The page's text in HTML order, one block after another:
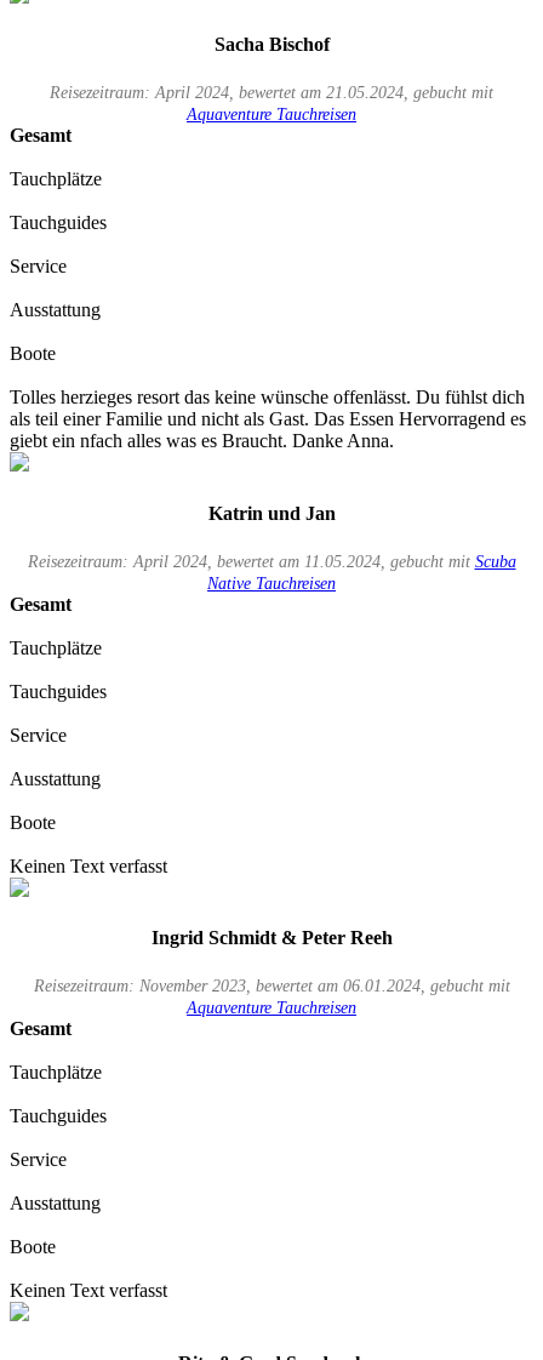
Sacha Bischof
Reisezeitraum: April 2024, bewertet am 21.05.2024, gebucht mit
Aquaventure Tauchreisen
Gesamt
Tauchplätze
Tauchguides
Service
Ausstattung
Boote
Tolles herzieges resort das keine wünsche offenlässt. Du fühlst dich
als teil einer Familie und nicht als Gast. Das Essen Hervorragend es
giebt ein nfach alles was es Braucht. Danke Anna.
Katrin und Jan
Reisezeitraum: April 2024, bewertet am 11.05.2024, gebucht mit Scuba
Native Tauchreisen
Gesamt
Tauchplätze
Tauchguides
Service
Ausstattung
Boote
Keinen Text verfasst
Ingrid Schmidt & Peter Reeh
Reisezeitraum: November 2023, bewertet am 06.01.2024, gebucht mit
Aquaventure Tauchreisen
Gesamt
Tauchplätze
Tauchguides
Service
Ausstattung
Boote
Keinen Text verfasst